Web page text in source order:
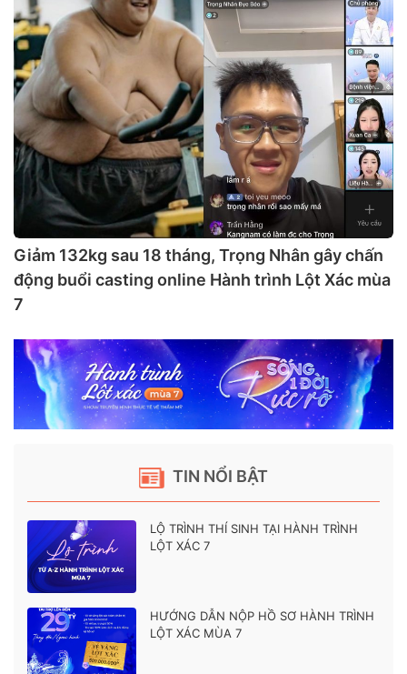
TIN NỔI BẬT
LỘ TRÌNH THÍ SINH TẠI HÀNH TRÌNH
LỘT XÁC 7
HƯỚNG DẪN NỘP HỒ SƠ HÀNH TRÌNH
LỘT XÁC MÙA 7
Giảm 132kg sau 18 tháng, Trọng Nhân gây chấn
động buổi casting online Hành trình Lột Xác mùa
7